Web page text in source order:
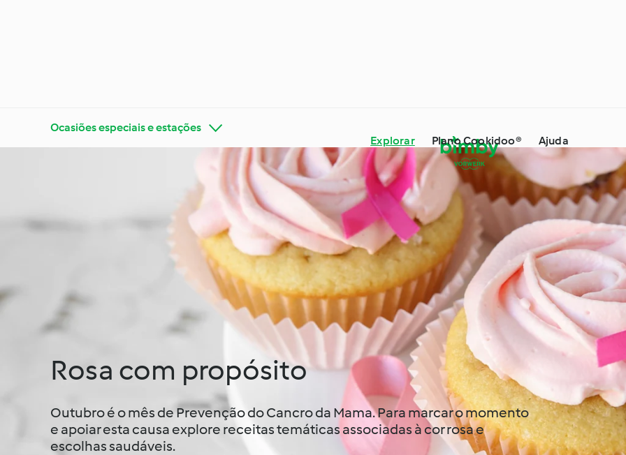
Explorar Plano Cookidoo® Ajuda
Ocasiões especiais e estações
Bimby® Dicas e Truques Ingredientes
Ocasiões especiais e
estações
À volta do mundo com o
Cookidoo®
Rosa com propósito
Outubro é o mês de Prevenção do Cancro da Mama. Para marcar o momento
e apoiar esta causa explore receitas temáticas associadas à cor rosa e
escolhas saudáveis.